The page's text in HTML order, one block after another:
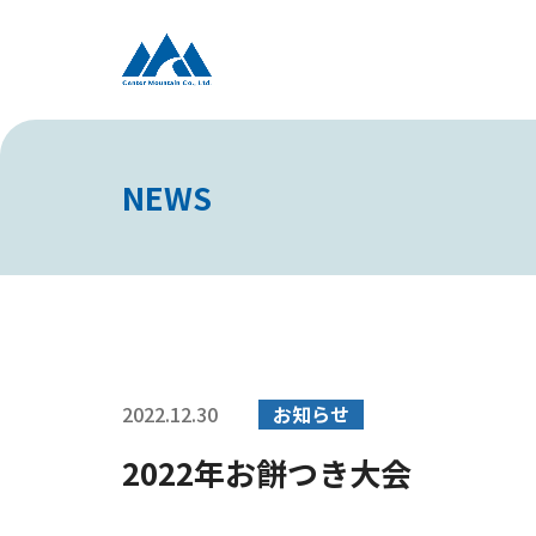
NEWS
2022.12.30 お知らせ
2022年お餅つき大会